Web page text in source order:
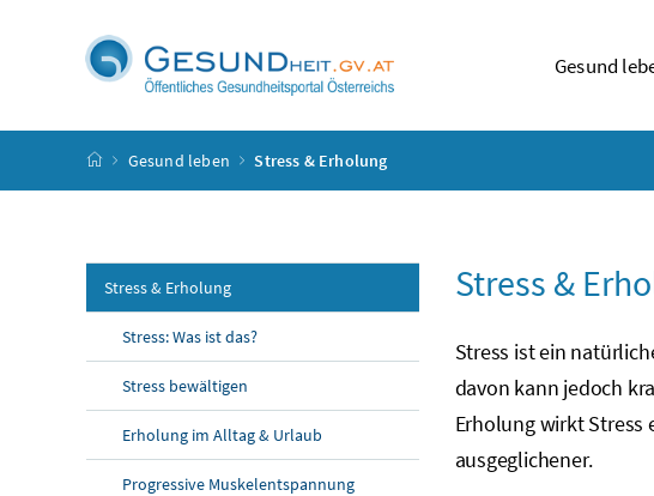
Gesund
Startseite
Gesund leben Stress & Erholung
Stress & Erholung
Stress: Was ist das?
Stress bewältigen
Erholung im Alltag & Urlaub
Progressive Muskelentspannung
Stress &
Stress ist ein
davon kann jedoch
Erholung wirkt Stress
ausgeglichener.